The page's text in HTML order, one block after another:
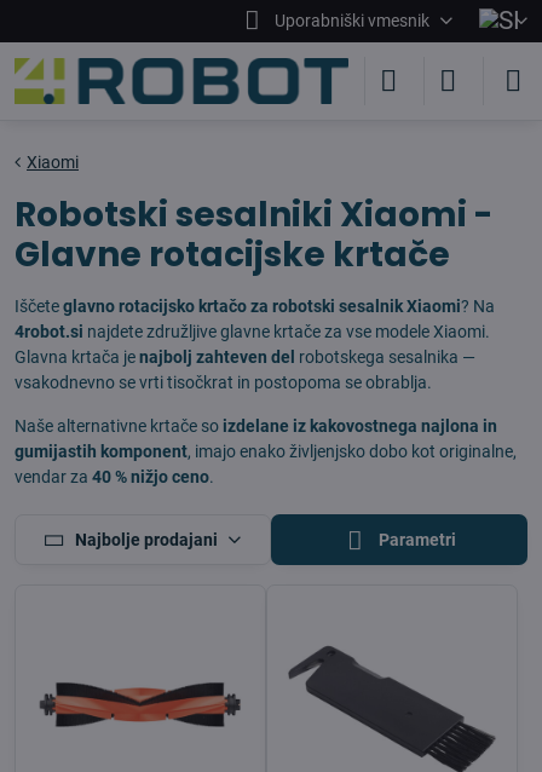
Uporabniški vmesnik
Xiaomi
Robotski sesalniki Xiaomi -
Glavne rotacijske krtače
Iščeteglavno rotacijsko krtačo za robotski sesalnik Xiaomi? Na
4robot.si najdete združljive glavne krtače za vse modele Xiaomi.
Glavna krtača jenajbolj zahteven del robotskega sesalnika —
vsakodnevno se vrti tisočkrat in postopoma se obrablja.
Naše alternativne krtače so izdelane iz kakovostnega najlona in
gumijastih komponent, imajo enako življenjsko dobo kot originalne,
vendar za 40 % nižjo ceno.
Najbolje prodajani Parametri